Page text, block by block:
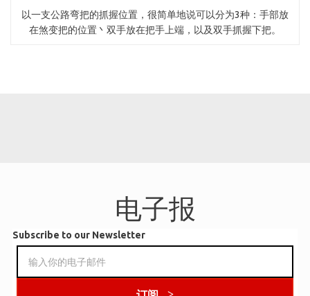
以一支公路弯把的抓握位置，很简单地说可以分为3种：手部放
在煞变把的位置丶双手放在把手上端，以及双手抓握下把。
电子报
Subscribe to our Newsletter